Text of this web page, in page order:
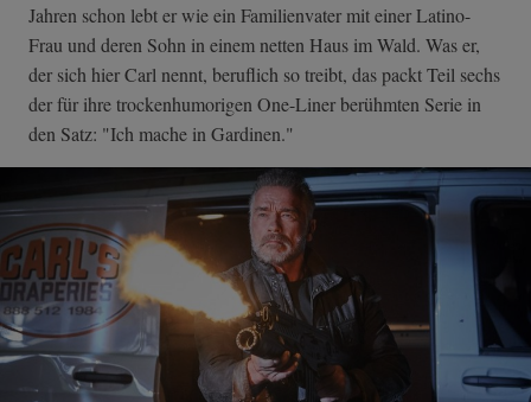
Jahren schon lebt er wie ein Familienvater mit einer Latino-
Frau und deren Sohn in einem netten Haus im Wald. Was er,
der sich hier Carl nennt, beruflich so treibt, das packt Teil sechs
der für ihre trockenhumorigen One-Liner berühmten Serie in
den Satz: "Ich mache in Gardinen."